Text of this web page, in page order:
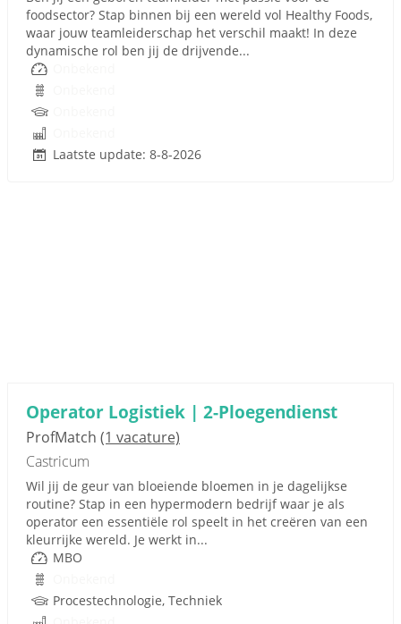
foodsector? Stap binnen bij een wereld vol Healthy Foods,
waar jouw teamleiderschap het verschil maakt! In deze
dynamische rol ben jij de drijvende...
Laatste update: 8-8-2026
Operator Logistiek | 2-Ploegendienst
ProfMatch (1 vacature)
Castricum
Wil jij de geur van bloeiende bloemen in je dagelijkse
routine? Stap in een hypermodern bedrijf waar je als
operator een essentiële rol speelt in het creëren van een
kleurrijke wereld. Je werkt in...
MBO
Procestechnologie, Techniek